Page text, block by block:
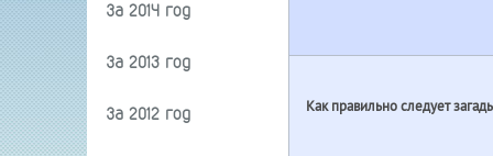
За 2014 год
За 2013 год
За 2012 год Как правильно следует